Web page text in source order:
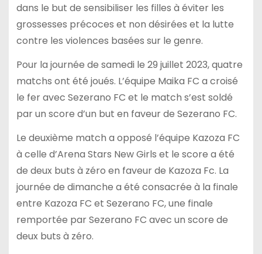
dans le but de sensibiliser les filles à éviter les
grossesses précoces et non désirées et la lutte
contre les violences basées sur le genre.
Pour la journée de samedi le 29 juillet 2023, quatre
matchs ont été joués. L’équipe Maika FC a croisé
le fer avec Sezerano FC et le match s’est soldé
par un score d’un but en faveur de Sezerano FC.
Le deuxième match a opposé l’équipe Kazoza FC
à celle d’Arena Stars New Girls et le score a été
de deux buts à zéro en faveur de Kazoza Fc. La
journée de dimanche a été consacrée à la finale
entre Kazoza FC et Sezerano FC, une finale
remportée par Sezerano FC avec un score de
deux buts à zéro.